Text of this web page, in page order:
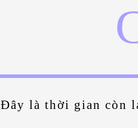
Đây là thời gian còn